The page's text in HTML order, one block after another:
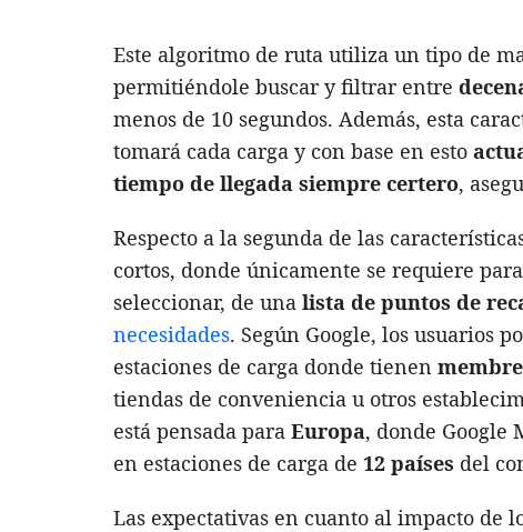
Este algoritmo de ruta utiliza un tipo de
permitiéndole buscar y filtrar entre
menos de 10 segundos. Además, esta
tomará cada carga y con base en esto
tiempo de llegada siempre certero,
Respecto a la segunda de las
cortos, donde únicamente se requiere
seleccionar, de una lista de puntos de
necesidades. Según Google, los usuarios
estaciones de carga donde tienen
tiendas de conveniencia u otros
está pensada para Europa, donde Google
en estaciones de carga de 12 países del
Las expectativas en cuanto al impacto de